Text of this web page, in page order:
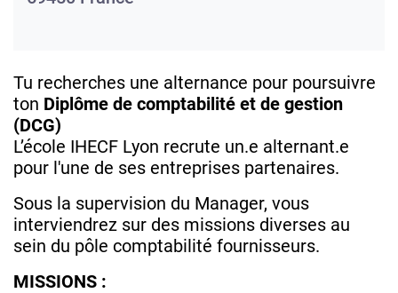
Tu recherches une alternance pour poursuivre
ton Diplôme de comptabilité et de gestion
(DCG)
L’école IHECF Lyon recrute un.e alternant.e
pour l'une de ses entreprises partenaires.
Sous la supervision du Manager, vous
interviendrez sur des missions diverses au
sein du pôle comptabilité fournisseurs.
MISSIONS :